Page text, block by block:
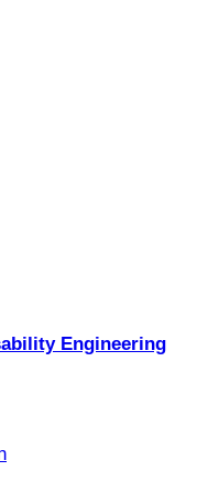
Engineering